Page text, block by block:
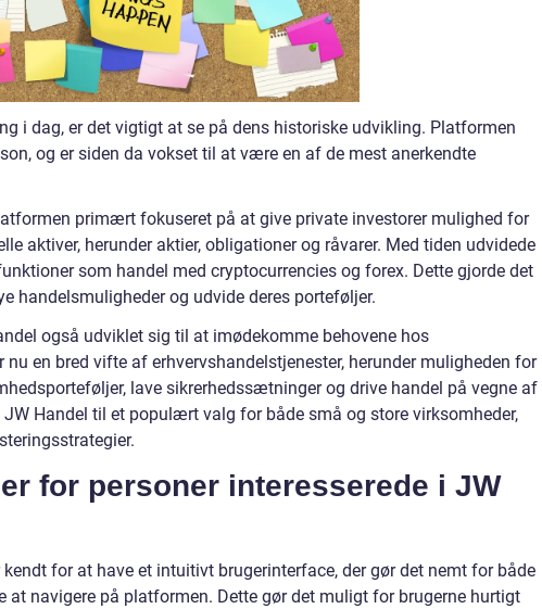
i dag, er det vigtigt at se på dens historiske udvikling. Platformen
og er siden da vokset til at være en af de mest anerkendte
primært fokuseret på at give private investorer mulighed for
aktiver, herunder aktier, obligationer og råvarer. Med tiden udvidede
som handel med cryptocurrencies og forex. Dette gjorde det
handelsmuligheder og udvide deres porteføljer.
også udviklet sig til at imødekomme behovene hos
en bred vifte af erhvervshandelstjenester, herunder muligheden for
lave sikrerhedssætninger og drive handel på vegne af
Handel til et populært valg for både små og store virksomheder,
for personer interesserede i JW
for at have et intuitivt brugerinterface, der gør det nemt for både
at navigere på platformen. Dette gør det muligt for brugerne hurtigt